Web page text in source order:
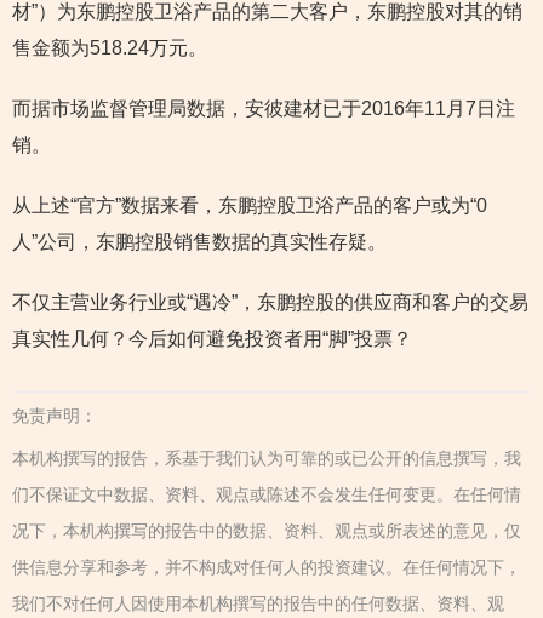
材”）为东鹏控股卫浴产品的第二大客户，东鹏控股对其的销
售金额为518.24万元。
而据市场监督管理局数据，安彼建材已于2016年11月7日注
销。
从上述“官方”数据来看，东鹏控股卫浴产品的客户或为“0
人”公司，东鹏控股销售数据的真实性存疑。
不仅主营业务行业或“遇冷”，东鹏控股的供应商和客户的交易
真实性几何？今后如何避免投资者用“脚”投票？
免责声明：
本机构撰写的报告，系基于我们认为可靠的或已公开的信息撰写，我
们不保证文中数据、资料、观点或陈述不会发生任何变更。在任何情
况下，本机构撰写的报告中的数据、资料、观点或所表述的意见，仅
供信息分享和参考，并不构成对任何人的投资建议。在任何情况下，
我们不对任何人因使用本机构撰写的报告中的任何数据、资料、观